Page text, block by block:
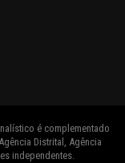
é complementado
Distrital, Agência
independentes.